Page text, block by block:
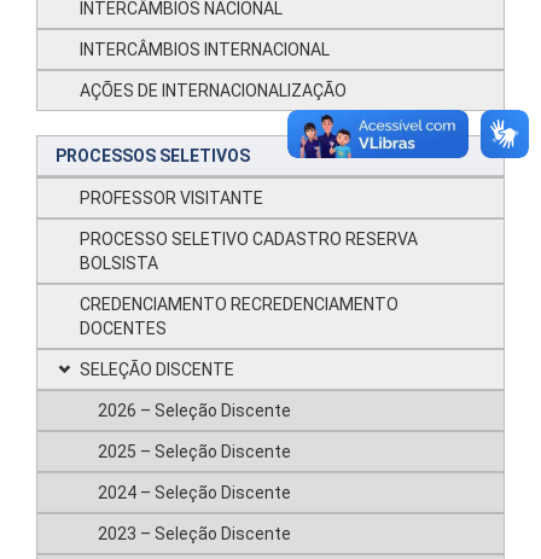
INTERCÂMBIOS NACIONAL
INTERCÂMBIOS INTERNACIONAL
AÇÕES DE INTERNACIONALIZAÇÃO
PROCESSOS SELETIVOS
PROFESSOR VISITANTE
PROCESSO SELETIVO CADASTRO RESERVA
BOLSISTA
CREDENCIAMENTO RECREDENCIAMENTO
DOCENTES
SELEÇÃO DISCENTE
2026 – Seleção Discente
2025 – Seleção Discente
2024 – Seleção Discente
2023 – Seleção Discente